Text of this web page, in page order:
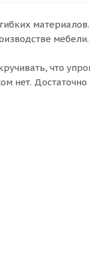
мебели.
что
нет.